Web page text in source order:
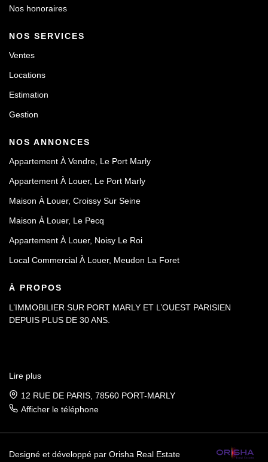
Nos honoraires
NOS SERVICES
Ventes
Locations
Estimation
Gestion
NOS ANNONCES
Appartement À Vendre, Le Port Marly
Appartement À Louer, Le Port Marly
Maison À Louer, Croissy Sur Seine
Maison À Louer, Le Pecq
Appartement À Louer, Noisy Le Roi
Local Commercial À Louer, Meudon La Foret
À PROPOS
L’IMMOBILIER SUR PORT MARLY ET L’OUEST PARISIEN
DEPUIS PLUS DE 30 ANS.
Lire plus
12 RUE DE PARIS, 78560 PORT-MARLY
Afficher le téléphone
Designé et développé par Orisha Real Estate